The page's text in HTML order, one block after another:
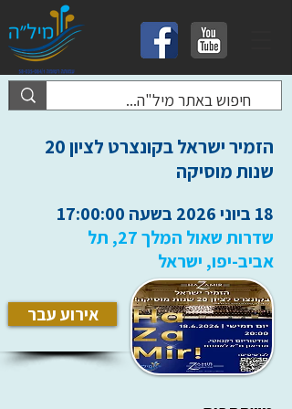
הזמיר ישראל בקונצרט לציון 20
שנות מוסיקה
18 ביוני 2026 בשעה 17:00:00
שדרות שאול המלך 27, תל
אביב-יפו, ישראל
אירוע עבר